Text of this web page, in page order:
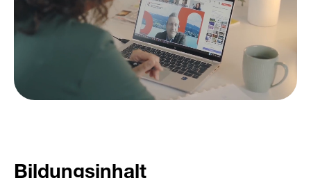
Bildungsinhalt